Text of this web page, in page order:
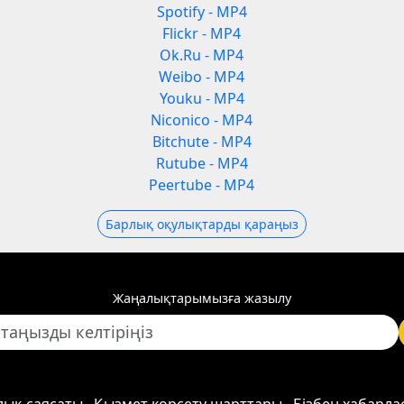
Spotify - MP4
Flickr - MP4
Ok.Ru - MP4
Weibo - MP4
Youku - MP4
Niconico - MP4
Bitchute - MP4
Rutube - MP4
Peertube - MP4
Барлық оқулықтарды қараңыз
Жаңалықтарымызға жазылу